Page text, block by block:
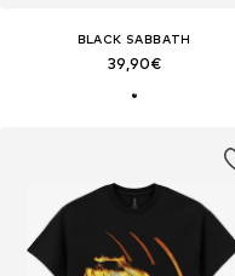
BLACK SABBATH
39,90€